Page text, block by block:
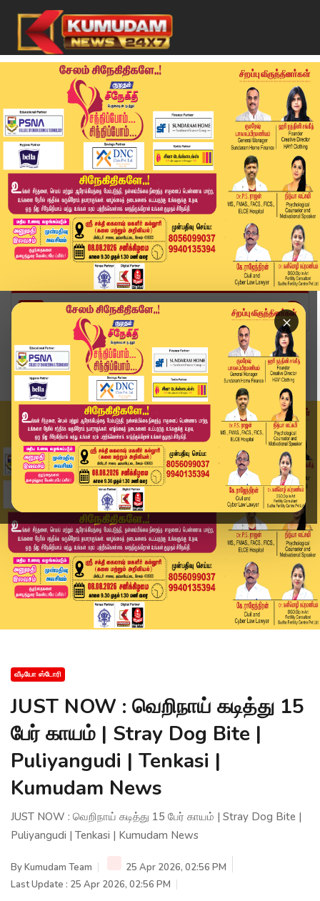
×
Home
வீடியோ ஸ்டோரி
JUST NOW : வெறிநாய் கடித்து 15 பேர் காயம் | Str...
வீடியோ ஸ்டோரி
JUST NOW : வெறிநாய் கடித்து 15
பேர் காயம் | Stray Dog Bite |
Puliyangudi | Tenkasi |
Kumudam News
JUST NOW : வெறிநாய் கடித்து 15 பேர் காயம் | Stray Dog Bite |
Puliyangudi | Tenkasi | Kumudam News
ByKumudam Team
25 Apr 2026, 02:56 PM
Last Update : 25 Apr 2026, 02:56 PM